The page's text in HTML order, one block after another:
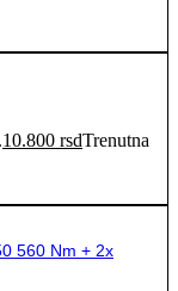
10.800 rsdTrenutna
560 Nm + 2x